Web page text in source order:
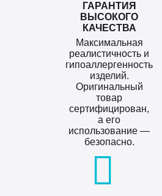
ГАРАНТИЯ
ВЫСОКОГО
КАЧЕСТВА
Максимальная
реалистичность и
гипоаллергенность
изделий.
Оригинальный
товар
сертифицирован,
а его
использование —
безопасно.